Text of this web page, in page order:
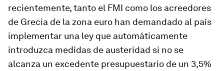
recientemente, tanto el FMI como los acreedores
de Grecia de la zona euro han demandado al país
implementar una ley que automáticamente
introduzca medidas de austeridad si no se
alcanza un excedente presupuestario de un 3,5%